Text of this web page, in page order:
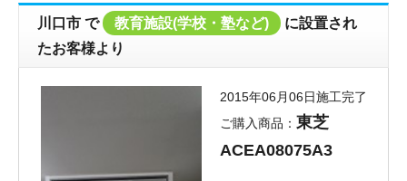
自信があります。
またエアコンのクリーニングも行って
暖房の効き目、省エネ、故障を未然に
防げたり、と、お客様にはいいことが
沢山あります。
ですので、今後クリーニングをお考え
川口市 で 教育施設(学校・塾など)
に設置され
たお客様より
2015年06月06日施工完了
ご購入商品： 東芝
ACEA08075A3